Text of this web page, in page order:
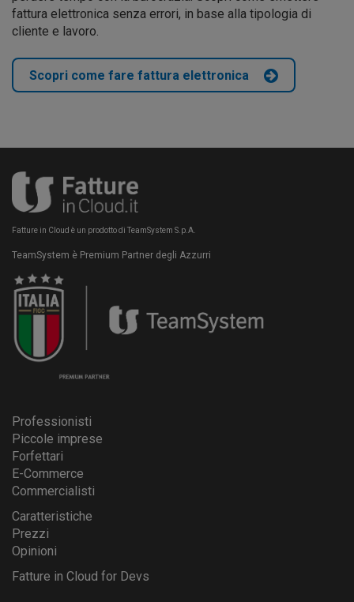
fattura elettronica senza errori, in base alla tipologia di
cliente e lavoro.
Scopri come fare fattura elettronica
Fatture in Cloud è un prodotto di TeamSystem S.p.A.
TeamSystem è Premium Partner degli Azzurri
Professionisti
Piccole imprese
Forfettari
E-Commerce
Commercialisti
Caratteristiche
Prezzi
Opinioni
Fatture in Cloud for Devs